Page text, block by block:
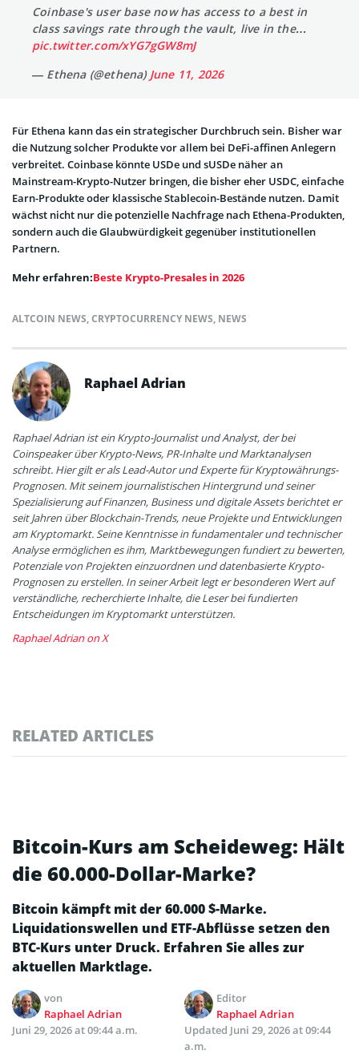
Coinbase's user base now has access to a best in
class savings rate through the vault, live in the…
pic.twitter.com/xYG7gGW8mJ
— Ethena (@ethena) June 11, 2026
Für Ethena kann das ein strategischer Durchbruch sein. Bisher war
die Nutzung solcher Produkte vor allem bei DeFi-affinen Anlegern
verbreitet. Coinbase könnte USDe und sUSDe näher an
Mainstream-Krypto-Nutzer bringen, die bisher eher USDC, einfache
Earn-Produkte oder klassische Stablecoin-Bestände nutzen. Damit
wächst nicht nur die potenzielle Nachfrage nach Ethena-Produkten,
sondern auch die Glaubwürdigkeit gegenüber institutionellen
Partnern.
Mehr erfahren:Beste Krypto-Presales in 2026
ALTCOIN NEWS,CRYPTOCURRENCY NEWS, NEWS
Raphael Adrian
Raphael Adrian ist ein Krypto-Journalist und Analyst, der bei
Coinspeaker über Krypto-News, PR-Inhalte und Marktanalysen
schreibt. Hier gilt er als Lead-Autor und Experte für Kryptowährungs-
Prognosen. Mit seinem journalistischen Hintergrund und seiner
Spezialisierung auf Finanzen, Business und digitale Assets berichtet er
seit Jahren über Blockchain-Trends, neue Projekte und Entwicklungen
am Kryptomarkt. Seine Kenntnisse in fundamentaler und technischer
Analyse ermöglichen es ihm, Marktbewegungen fundiert zu bewerten,
Potenziale von Projekten einzuordnen und datenbasierte Krypto-
Prognosen zu erstellen. In seiner Arbeit legt er besonderen Wert auf
verständliche, recherchierte Inhalte, die Leser bei fundierten
Entscheidungen im Kryptomarkt unterstützen.
Raphael Adrian on X
RELATED ARTICLES
Bitcoin-Kurs am Scheideweg: Hält
die 60.000-Dollar-Marke?
Bitcoin kämpft mit der 60.000 $-Marke.
Liquidationswellen und ETF-Abflüsse setzen den
BTC-Kurs unter Druck. Erfahren Sie alles zur
aktuellen Marktlage.
von
Raphael Adrian
Editor
Raphael Adrian
Juni 29, 2026 at 09:44 a.m.
Updated Juni 29, 2026 at 09:44
a.m.